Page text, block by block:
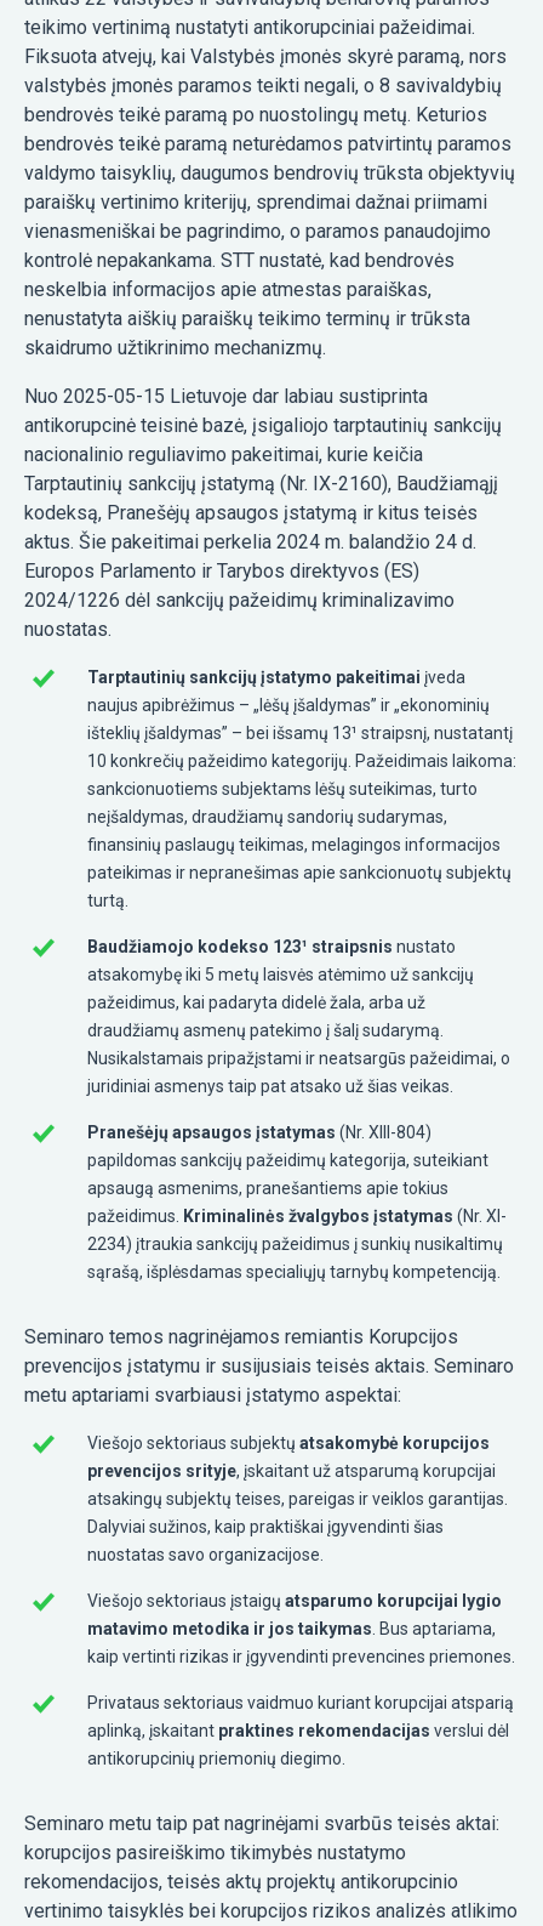
teikimo vertinimą nustatyti antikorupciniai pažeidimai.
Fiksuota atvejų, kai Valstybės įmonės skyrė paramą, nors
valstybės įmonės paramos teikti negali, o 8 savivaldybių
bendrovės teikė paramą po nuostolingų metų. Keturios
bendrovės teikė paramą neturėdamos patvirtintų paramos
valdymo taisyklių, daugumos bendrovių trūksta objektyvių
paraiškų vertinimo kriterijų, sprendimai dažnai priimami
vienasmeniškai be pagrindimo, o paramos panaudojimo
kontrolė nepakankama. STT nustatė, kad bendrovės
neskelbia informacijos apie atmestas paraiškas,
nenustatyta aiškių paraiškų teikimo terminų ir trūksta
skaidrumo užtikrinimo mechanizmų.
Nuo 2025-05-15 Lietuvoje dar labiau sustiprinta
antikorupcinė teisinė bazė, įsigaliojo tarptautinių sankcijų
nacionalinio reguliavimo pakeitimai, kurie keičia
Tarptautinių sankcijų įstatymą (Nr. IX-2160), Baudžiamąjį
kodeksą, Pranešėjų apsaugos įstatymą ir kitus teisės
aktus. Šie pakeitimai perkelia 2024 m. balandžio 24 d.
Europos Parlamento ir Tarybos direktyvos (ES)
2024/1226 dėl sankcijų pažeidimų kriminalizavimo
nuostatas.
Tarptautinių sankcijų įstatymo pakeitimai įveda
naujus apibrėžimus – „lėšų įšaldymas” ir „ekonominių
išteklių įšaldymas” – bei išsamų 13¹ straipsnį, nustatantį
10 konkrečių pažeidimo kategorijų. Pažeidimais laikoma:
sankcionuotiems subjektams lėšų suteikimas, turto
neįšaldymas, draudžiamų sandorių sudarymas,
finansinių paslaugų teikimas, melagingos informacijos
pateikimas ir nepranešimas apie sankcionuotų subjektų
turtą.
Baudžiamojo kodekso 123¹ straipsnis nustato
atsakomybę iki 5 metų laisvės atėmimo už sankcijų
pažeidimus, kai padaryta didelė žala, arba už
draudžiamų asmenų patekimo į šalį sudarymą.
Nusikalstamais pripažįstami ir neatsargūs pažeidimai, o
juridiniai asmenys taip pat atsako už šias veikas.
Pranešėjų apsaugos įstatymas (Nr. XIII-804)
papildomas sankcijų pažeidimų kategorija, suteikiant
apsaugą asmenims, pranešantiems apie tokius
pažeidimus.
Kriminalinės žvalgybos įstatymas (Nr. XI-
2234) įtraukia sankcijų pažeidimus į sunkių nusikaltimų
sąrašą, išplėsdamas specialiųjų tarnybų kompetenciją.
Seminaro temos nagrinėjamos remiantis Korupcijos
prevencijos įstatymu ir susijusiais teisės aktais. Seminaro
metu aptariami svarbiausi įstatymo aspektai:
Viešojo sektoriaus subjektų atsakomybė korupcijos
prevencijos srityje, įskaitant už atsparumą korupcijai
atsakingų subjektų teises, pareigas ir veiklos garantijas.
Dalyviai sužinos, kaip praktiškai įgyvendinti šias
nuostatas savo organizacijose.
Viešojo sektoriaus įstaigų atsparumo korupcijai lygio
matavimo metodika ir jos taikymas . Bus aptariama,
kaip vertinti rizikas ir įgyvendinti prevencines priemones.
Privataus sektoriaus vaidmuo kuriant korupcijai atsparią
aplinką, įskaitant praktines rekomendacijas verslui dėl
antikorupcinių priemonių diegimo.
Seminaro metu taip pat nagrinėjami svarbūs teisės aktai:
korupcijos pasireiškimo tikimybės nustatymo
rekomendacijos, teisės aktų projektų antikorupcinio
vertinimo taisyklės bei korupcijos rizikos analizės atlikimo